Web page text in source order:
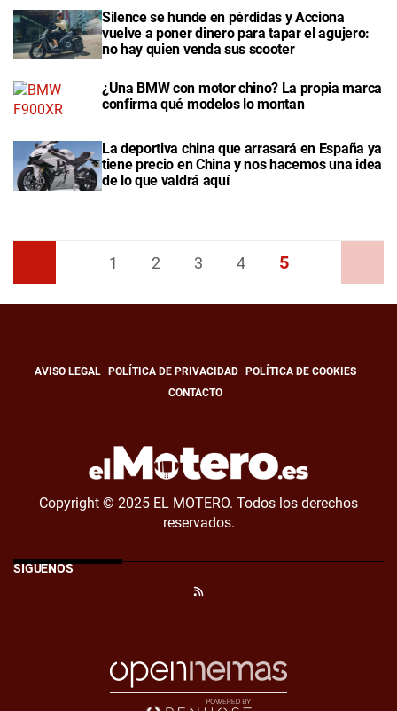
Silence se hunde en pérdidas y Acciona
vuelve a poner dinero para tapar el agujero:
no hay quien venda sus scooter
¿Una BMW con motor chino? La propia marca
confirma qué modelos lo montan
La deportiva china que arrasará en España ya
tiene precio en China y nos hacemos una idea
de lo que valdrá aquí
1 2 3 4 5
AVISO LEGAL POLÍTICA DE PRIVACIDAD
POLÍTICA DE COOKIES
CONTACTO
Copyright © 2025 EL MOTERO. Todos los derechos
reservados.
SÍGUENOS